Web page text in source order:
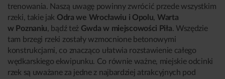
trenowania. Naszą uwagę powinny zwrócić przede wszystkim
rzeki, takie jak Odra we Wrocławiu i Opolu, Warta
w Poznaniu, bądź też Gwda w miejscowości Piła. Wszędzie
tam brzegi rzeki zostały wzmocnione betonowymi
konstrukcjami, co znacząco ułatwia rozstawienie całego
wędkarskiego ekwipunku. Co równie ważne, miejskie odcinki
rzek są uważane za jedne z najbardziej atrakcyjnych pod